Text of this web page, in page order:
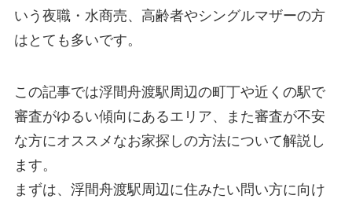
いう夜職・水商売、高齢者やシングルマザーの方
はとても多いです。
この記事では浮間舟渡駅周辺の町丁や近くの駅で
審査がゆるい傾向にあるエリア、また審査が不安
な方にオススメなお家探しの方法について解説し
ます。
まずは、浮間舟渡駅周辺に住みたい問い方に向け